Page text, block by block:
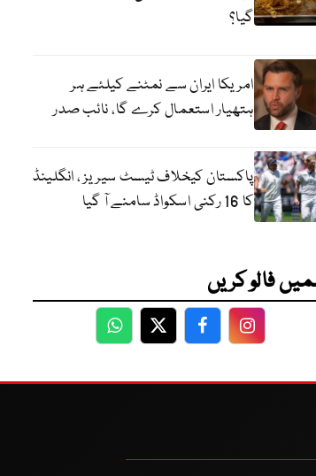
گیا؟
امریکا ایران سے نمٹنے کیلئے ہر
ہتھیار استعمال کرے گا، نائب صدر
پاکستان کیخلاف ٹیسٹ سیریز ، انگلینڈ
کا 16 رکنی اسکواڈ سامنے آ گیا
فالو کریں
WhatsApp
TwitterFacebookFacebook